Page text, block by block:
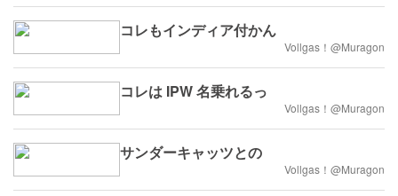
コレもインディア付かん
Vollgas！@Muragon
コレは IPW 名乗れるっ
Vollgas！@Muragon
サンダーキャッツとの
Vollgas！@Muragon